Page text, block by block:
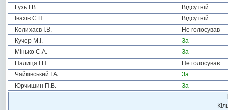
Гузь І.В.
Відсутній
Івахів С.П.
Відсутній
Колихаєв І.В.
Не голосував
Кучер М.І.
За
Мінько С.А.
За
Палиця І.П.
Не голосував
Чайківський І.А.
За
Юрчишин П.В.
За